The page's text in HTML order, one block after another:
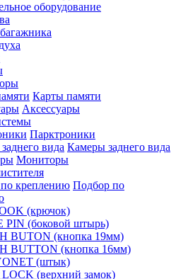
оборудование
Карты памяти
Аксессуары
Парктроники
Камеры заднего вида
Мониторы
Подбор по
(крючок)
PIN (боковой штырь)
BUTON (кнопка 19мм)
BUTTON (кнопка 16мм)
(штык)
LOCK (верхний замок)